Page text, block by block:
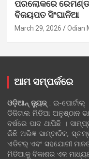
ପରଲୋକରେ
ବିଜୟପତ ସିଂଘାନିଆ
March 29, 2026 Odian
ଆମ ସମ୍ପର୍କରେ
ଓଡ଼ିଆନ୍‍ ନ୍ୟୁଜ୍‍: ଇ-
ଡିଜିଟାଲ ମିଡିଆ ଅନୁଷ୍ଠାନ
ବର୍ଷରେ ପାଦ ଥାପିଛି ।
କିଛି ଅଭିଜ୍ଞ ସାମ୍ବାଦିକ,
ଏଡିଟର୍ ଏବଂ ସହଯୋଗୀ
ମିଡିଆକୁ ବିକାଶର ଏକ